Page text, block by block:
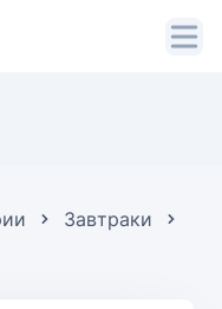
Завтраки